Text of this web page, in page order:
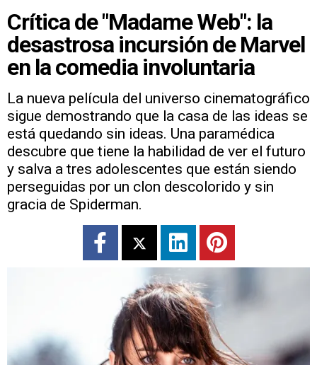
Crítica de "Madame Web": la
desastrosa incursión de Marvel
en la comedia involuntaria
La nueva película del universo cinematográfico
sigue demostrando que la casa de las ideas se
está quedando sin ideas. Una paramédica
descubre que tiene la habilidad de ver el futuro
y salva a tres adolescentes que están siendo
perseguidas por un clon descolorido y sin
gracia de Spiderman.